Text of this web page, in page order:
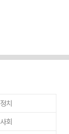
정치
사회